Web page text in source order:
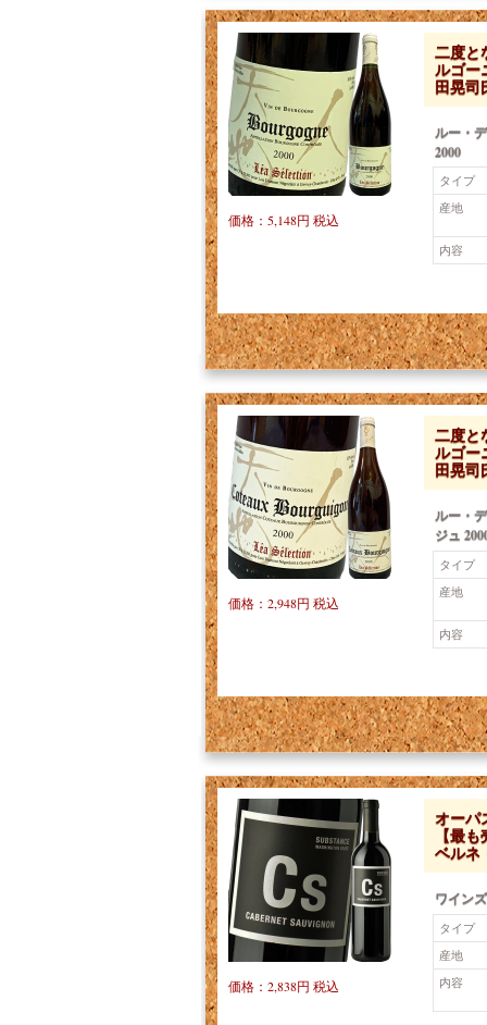
二度と
ルゴー
田晃
ルー・
2000
タイプ
産地
内容
価格：5,148円 税込
二度と
ルゴー
田晃
ルー・
ジュ
タイプ
産地
内容
価格：2,948円 税込
オーパ
【最
ベル
ワイン
タイプ
産地
内容
価格：2,838円 税込